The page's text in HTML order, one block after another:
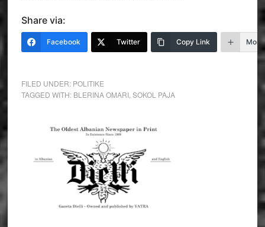
Share via:
Facebook Twitter Copy Link More
FILED UNDER: POLITIKE
TAGGED WITH: BLERINA OMARI, SOKOL PAJA